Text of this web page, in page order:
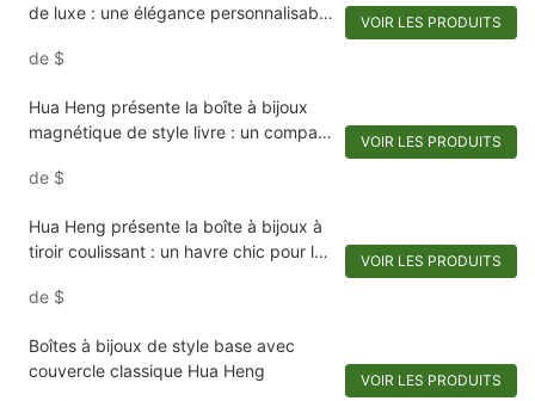
de luxe : une élégance personnalisable
de $
VOIR LES PRODUITS
Hua Heng présente la boîte à bijoux
magnétique de style livre : un compact
souvenirs.1721984551582989
de $
VOIR LES PRODUITS
Hua Heng présente la boîte à bijoux à
tiroir coulissant : un havre chic pour les
de $
VOIR LES PRODUITS
Boîtes à bijoux de style base avec
couvercle classique Hua Heng
VOIR LES PRODUITS